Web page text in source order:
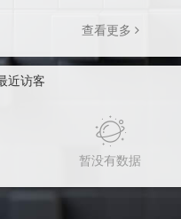
查看更多
近访客
暂没有数据